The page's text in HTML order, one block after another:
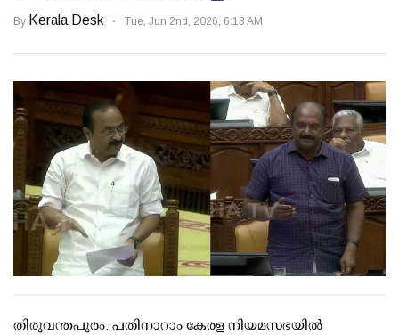
By Kerala Desk Tue, Jun 2nd, 2026, 6:13 AM
തിരുവന്തപുരം: പതിനാറാം കേരള നിയമസഭയില്‍